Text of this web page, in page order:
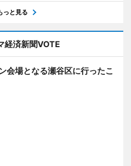
っと見る
経済新聞VOTE
会場となる瀬谷区に行ったこ